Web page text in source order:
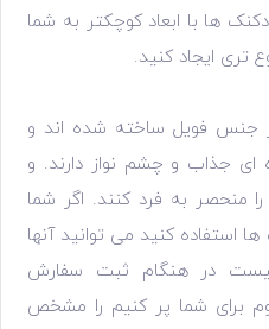
ها با ابعاد کوچکتر به شما
تری ایجاد کنید.
جنس فویل ساخته شده اند و
ای جذاب و چشم نواز دارند. و
منحصر به فرد کنند. اگر شما
استفاده کنید می توانید آنها
در هنگام ثبت سفارش
برای شما پر کنیم را مشخص